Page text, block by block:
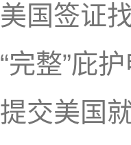
美国签证
“完整”庇
提交美国